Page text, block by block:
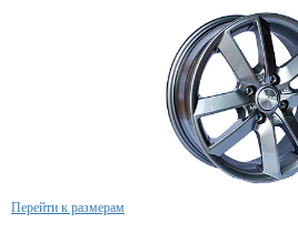
Перейти к размерам